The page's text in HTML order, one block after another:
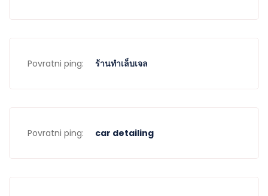
Povratni ping: ร้านทำเล็บเจล
Povratni ping: car detailing